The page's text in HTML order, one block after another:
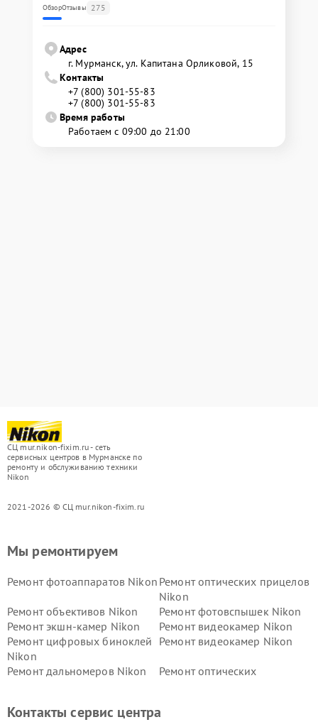
ОбзорОтзывы 275
Адрес
г. Мурманск, ул. Капитана Орликовой, 15
Контакты
+7 (800) 301-55-83
+7 (800) 301-55-83
Время работы
Работаем с 09:00 до 21:00
СЦ mur.nikon-fixim.ru - сеть
сервисных центров в Мурманске по
ремонту и обслуживанию техники
Nikon
2021-2026 © СЦ mur.nikon-fixim.ru
Мы ремонтируем
Ремонт фотоаппаратов Nikon Ремонт оптических прицелов
Nikon
Ремонт объективов Nikon
Ремонт фотовспышек Nikon
Ремонт экшн-камер Nikon
Ремонт видеокамер Nikon
Ремонт цифровых биноклей
Nikon
Ремонт видеокамер Nikon
Ремонт дальномеров Nikon
Ремонт оптических
Контакты сервис центра